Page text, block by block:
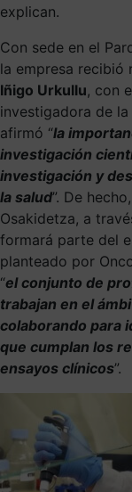
explican.
Con sede en el
la empresa recibió
Iñigo Urkullu, con
investigadora de
afirmó “la
investigación
investigación y
la salud”. De
Osakidetza, a
formará parte del
planteado por
“el conjunto de
trabajan en el
colaborando para
que cumplan los
ensayos clínicos”.